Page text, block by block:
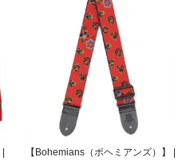
【Bohemians（ボヘミアンズ）】 |